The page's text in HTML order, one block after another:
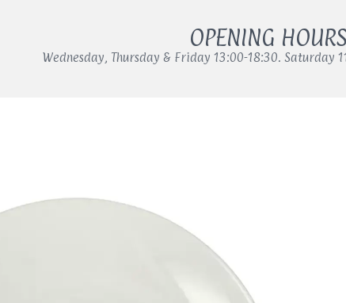
OPENING
Wednesday, Thursday & Friday 13:00-18:30. Saturday